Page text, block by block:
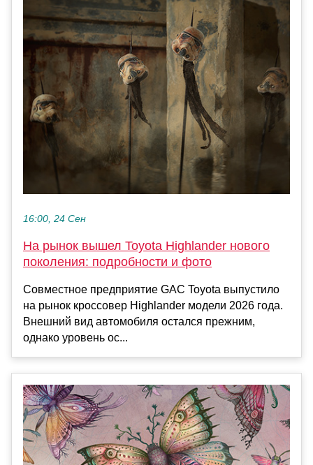
16:00, 24 Сен
На рынок вышел Toyota Highlander нового
поколения: подробности и фото
Совместное предприятие GAC Toyota выпустило
на рынок кроссовер Highlander модели 2026 года.
Внешний вид автомобиля остался прежним,
однако уровень ос...